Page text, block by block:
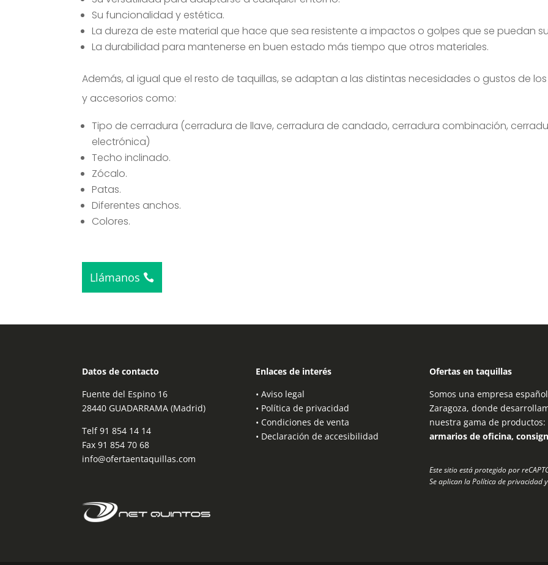
Su funcionalidad y estética.
La dureza de este material que hace que sea resistente a impactos o golpes que se puedan
La durabilidad para mantenerse en buen estado más tiempo que otros materiales.
Además, al igual que el resto de taquillas, se adaptan a las distintas necesidades o gustos de
y accesorios como:
Tipo de cerradura (cerradura de llave, cerradura de candado, cerradura combinación,
electrónica)
Techo inclinado.
Zócalo.
Patas.
Diferentes anchos.
Colores.
Llámanos
Datos de contacto
Fuente del Espino 16
28440 GUADARRAMA (Madrid)
Telf91 854 14 14
Fax 91 854 70 68
info@ofertaentaquillas.com
Enlaces de interés
• Aviso legal
• Política de privacidad
• Condiciones de venta
• Declaración de accesibilidad
Ofertas en taquillas
Somos una empresa
Zaragoza, donde
nuestra gama de productos:
armarios de oficina,
Este sitio está protegido por
Se aplican laPolítica de privacidad